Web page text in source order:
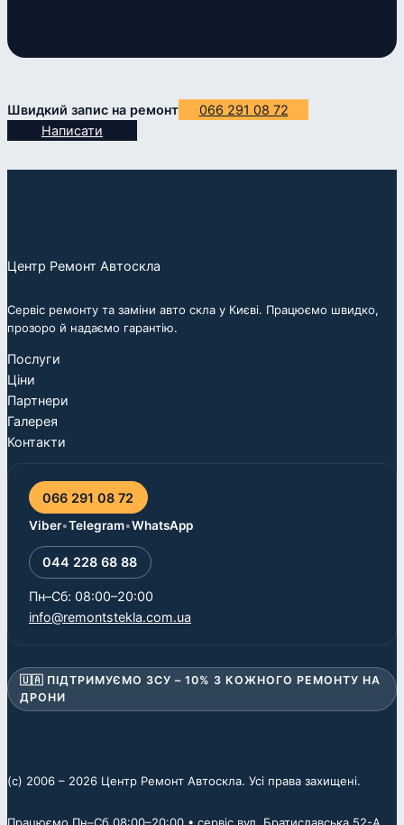
Швидкий запис на ремонт
066 291 08 72
Написати
Центр Ремонт Автоскла
Сервіс ремонту та заміни авто скла у Києві. Працюємо швидко,
прозоро й надаємо гарантію.
Послуги
Ціни
Партнери
Галерея
Контакти
066 291 08 72
Viber•Telegram•WhatsApp
044 228 68 88
Пн–Сб: 08:00–20:00
info@remontstekla.com.ua
🇺🇦 ПІДТРИМУЄМО ЗСУ – 10% З КОЖНОГО РЕМОНТУ НА
ДРОНИ
(c) 2006 – 2026 Центр Ремонт Автоскла. Усі права захищені.